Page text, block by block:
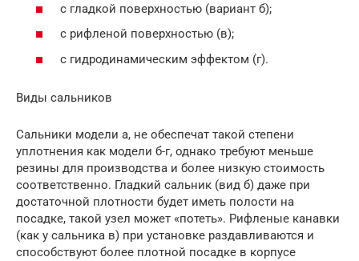
с гладкой поверхностью (вариант б);
с рифленой поверхностью (в);
с гидродинамическим эффектом (г).
Виды сальников
Сальники модели а, не обеспечат такой степени
уплотнения как модели б-г, однако требуют меньше
резины для производства и более низкую стоимость
соответственно. Гладкий сальник (вид б) даже при
достаточной плотности будет иметь полости на
посадке, такой узел может «потеть». Рифленые канавки
(как у сальника в) при установке раздавливаются и
способствуют более плотной посадке в корпусе